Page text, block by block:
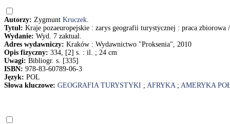
Autorzy: Zygmunt Kruczek.
Tytuł: Kraje pozaeuropejskie : zarys geografii turystycznej : praca
Wydanie: Wyd. 7 zaktual.
Adres wydawniczy: Kraków : Wydawnictwo "Proksenia", 2010
Opis fizyczny: 334, [2] s. : il. ; 24 cm
Uwagi: Bibliogr. s. [335]
ISBN: 978-83-60789-06-3
Język: POL
Słowa kluczowe: GEOGRAFIA TURYSTYKI ; AFRYKA; AMERYKA